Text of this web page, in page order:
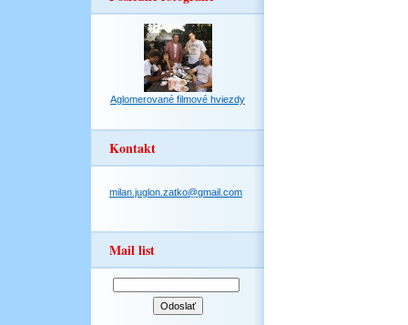
Aglomerované filmové hviezdy
Kontakt
milan.juglon.zatko@gmail.com
Mail list